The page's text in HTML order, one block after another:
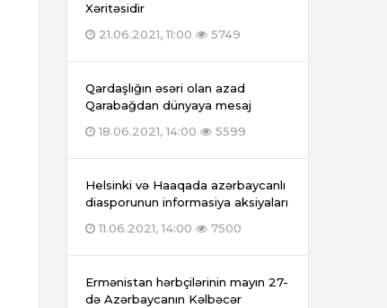
Xəritəsidir
21.06.2021, 11:00
5749
Qardaşlığın əsəri olan azad
Qarabağdan dünyaya mesaj
18.06.2021, 14:00
5599
Helsinki və Haaqada azərbaycanlı
diasporunun informasiya aksiyaları
11.06.2021, 14:00
7500
Ermənistan hərbçilərinin mayın 27-
də Azərbaycanın Kəlbəcər